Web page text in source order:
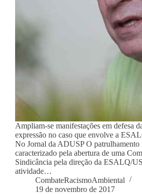
Ampliam-se manifestações em defesa
expressão no caso que envolve a
No Jornal da ADUSP O patrulhamento
caracterizado pela abertura de uma
Sindicância pela direção da ESALQ/
atividade…
CombateRacismoAmbiental
19 de novembro de 2017